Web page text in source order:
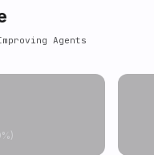
Agents